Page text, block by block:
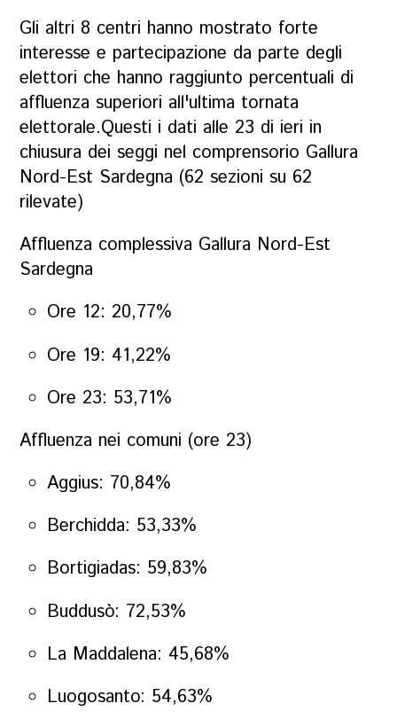
Gli altri 8 centri hanno mostrato forte
interesse e partecipazione da parte degli
elettori che hanno raggiunto percentuali di
affluenza superiori all'ultima tornata
elettorale.Questi i dati alle 23 di ieri in
chiusura dei seggi nel comprensorio Gallura
Nord-Est Sardegna (62 sezioni su 62
rilevate)
Affluenza complessiva Gallura Nord-Est
Sardegna
Ore 12: 20,77%
Ore 19: 41,22%
Ore 23: 53,71%
Affluenza nei comuni (ore 23)
Aggius: 70,84%
Berchidda: 53,33%
Bortigiadas: 59,83%
Buddusò: 72,53%
La Maddalena: 45,68%
Luogosanto: 54,63%